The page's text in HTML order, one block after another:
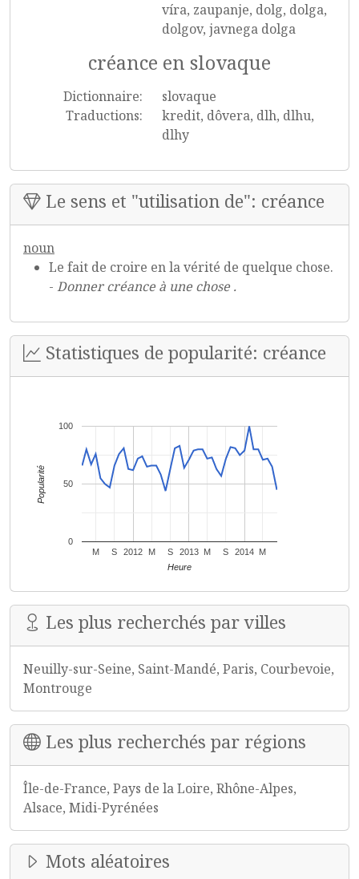
víra, zaupanje, dolg, dolga,
dolgov, javnega dolga
créance en slovaque
Dictionnaire:
slovaque
Traductions:
kredit, dôvera, dlh, dlhu,
dlhy
Le sens et "utilisation de": créance
noun
Le fait de croire en la vérité de quelque chose.
- Donner créance à une chose .
Statistiques de popularité: créance
2012 2013 2014
M S M S M S M
0
50
100
Heure
Popularité
Les plus recherchés par villes
Neuilly-sur-Seine, Saint-Mandé, Paris, Courbevoie,
Montrouge
Les plus recherchés par régions
Île-de-France, Pays de la Loire, Rhône-Alpes,
Alsace, Midi-Pyrénées
Mots aléatoires